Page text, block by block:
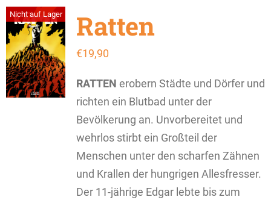
Nicht auf Lager Ratten
€19,90
RATTEN erobern Städte und Dörfer und
richten ein Blutbad unter der
Bevölkerung an. Unvorbereitet und
wehrlos stirbt ein Großteil der
Menschen unter den scharfen Zähnen
und Krallen der hungrigen Allesfresser.
Der 11-jährige Edgar lebte bis zum